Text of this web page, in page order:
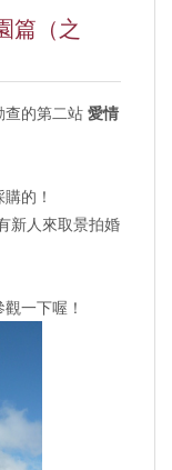
篇（之
查的第二站 愛情
的！
新人來取景拍婚
一下喔！